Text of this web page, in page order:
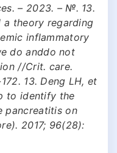
– 2023. – №. 13.
a theory regarding
inflammatory
do anddo not
//Crit. care.
13. Deng LH, et
to identify the
pancreatitis on
2017; 96(28):